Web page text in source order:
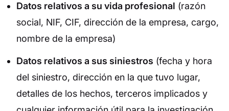
Datos relativos a su vida profesional (razón
social, NIF, CIF, dirección de la empresa, cargo,
nombre de la empresa)
Datos relativos a sus siniestros (fecha y hora
del siniestro, dirección en la que tuvo lugar,
detalles de los hechos, terceros implicados y